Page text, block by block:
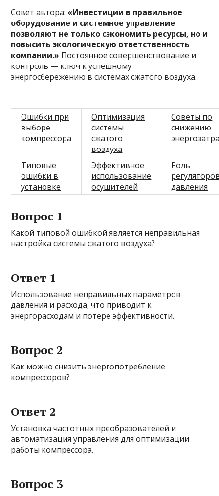
Совет автора: «Инвестиции в правильное
оборудование и системное управление
позволяют не только сэкономить ресурсы, но и
повысить экологическую ответственность
компании.» Постоянное совершенствование и
контроль — ключ к успешному
энергосбережению в системах сжатого воздуха.
Ошибки при
выборе
компрессора
Оптимизация
системы
сжатого
воздуха
Советы по
снижению
Типовые
ошибки в
установке
Эффективное
использование
осушителей
Роль
давления
Вопрос 1
Какой типовой ошибкой является неправильная
настройка системы сжатого воздуха?
Ответ 1
Использование неправильных параметров
давления и расхода, что приводит к
энергорасходам и потере эффективности.
Вопрос 2
Как можно снизить энергопотребление
компрессоров?
Ответ 2
Установка частотных преобразователей и
автоматизация управления для оптимизации
работы компрессора.
Вопрос 3